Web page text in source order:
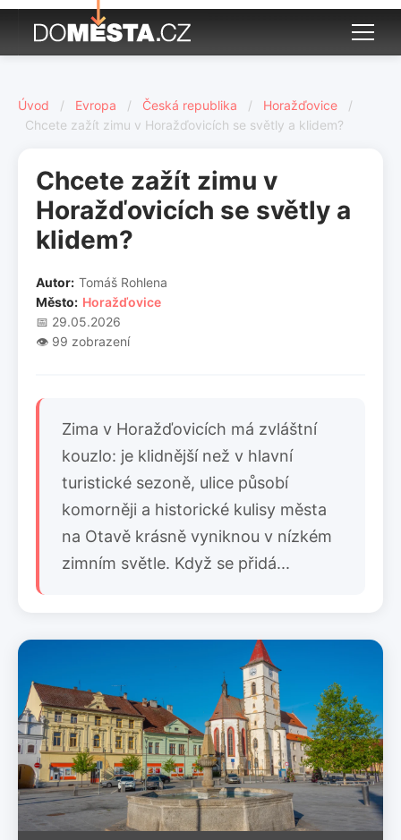
Úvod / Evropa / Česká republika / Horažďovice
/
Chcete zažít zimu v Horažďovicích se světly a klidem?
Chcete zažít zimu v
Horažďovicích se světly a
klidem?
Autor: Tomáš Rohlena
Město: Horažďovice
📅 29.05.2026
👁️ 99 zobrazení
Zima v Horažďovicích má zvláštní
kouzlo: je klidnější než v hlavní
turistické sezoně, ulice působí
komorněji a historické kulisy města
na Otavě krásně vyniknou v nízkém
zimním světle. Když se přidá...